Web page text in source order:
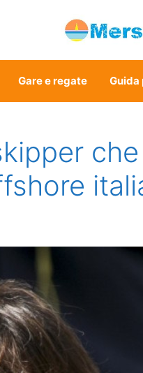
Gare e regate Guida